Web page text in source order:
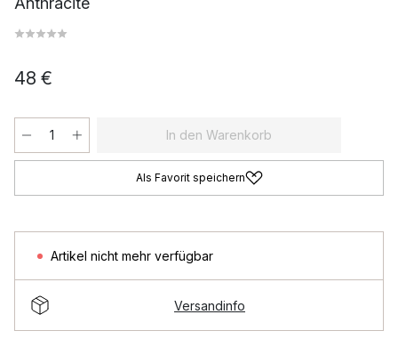
48 €
In den Warenkorb
Als Favorit speichern
Artikel nicht mehr verfügbar
Versandinfo